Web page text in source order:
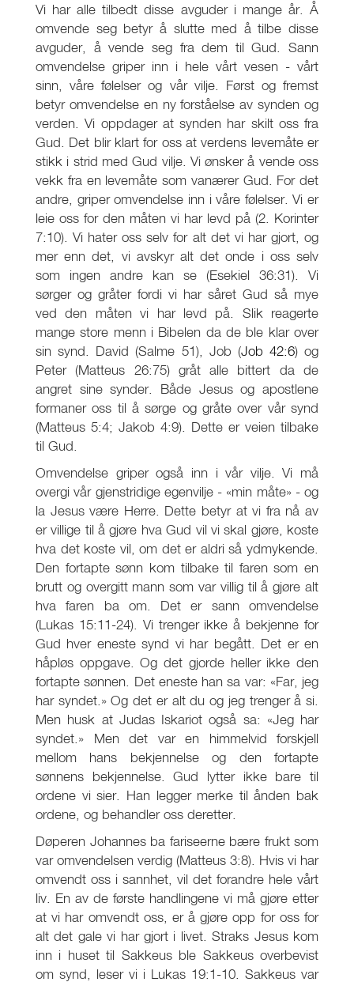
Vi har alle tilbedt disse avguder i mange år. Å
omvende seg betyr å slutte med å tilbe disse
avguder, å vende seg fra dem til Gud. Sann
omvendelse griper inn i hele vårt vesen - vårt
sinn, våre følelser og vår vilje. Først og fremst
betyr omvendelse en ny forståelse av synden og
verden. Vi oppdager at synden har skilt oss fra
Gud. Det blir klart for oss at verdens levemåte er
stikk i strid med Gud vilje. Vi ønsker å vende oss
vekk fra en levemåte som vanærer Gud. For det
andre, griper omvendelse inn i våre følelser. Vi er
leie oss for den måten vi har levd på (2. Korinter
7:10). Vi hater oss selv for alt det vi har gjort, og
mer enn det, vi avskyr alt det onde i oss selv
som ingen andre kan se (Esekiel 36:31). Vi
sørger og gråter fordi vi har såret Gud så mye
ved den måten vi har levd på. Slik reagerte
mange store menn i Bibelen da de ble klar over
sin synd. David (Salme 51), Job (Job 42:6) og
Peter (Matteus 26:75) gråt alle bittert da de
angret sine synder. Både Jesus og apostlene
formaner oss til å sørge og gråte over vår synd
(Matteus 5:4; Jakob 4:9). Dette er veien tilbake
til Gud.
Omvendelse griper også inn i vår vilje. Vi må
overgi vår gjenstridige egenvilje - «min måte» - og
la Jesus være Herre. Dette betyr at vi fra nå av
er villige til å gjøre hva Gud vil vi skal gjøre, koste
hva det koste vil, om det er aldri så ydmykende.
Den fortapte sønn kom tilbake til faren som en
brutt og overgitt mann som var villig til å gjøre alt
hva faren ba om. Det er sann omvendelse
(Lukas 15:11-24). Vi trenger ikke å bekjenne for
Gud hver eneste synd vi har begått. Det er en
håpløs oppgave. Og det gjorde heller ikke den
fortapte sønnen. Det eneste han sa var: «Far, jeg
har syndet.» Og det er alt du og jeg trenger å si.
Men husk at Judas Iskariot også sa: «Jeg har
syndet.» Men det var en himmelvid forskjell
mellom hans bekjennelse og den fortapte
sønnens bekjennelse. Gud lytter ikke bare til
ordene vi sier. Han legger merke til ånden bak
ordene, og behandler oss deretter.
Døperen Johannes ba fariseerne bære frukt som
var omvendelsen verdig (Matteus 3:8). Hvis vi har
omvendt oss i sannhet, vil det forandre hele vårt
liv. En av de første handlingene vi må gjøre etter
at vi har omvendt oss, er å gjøre opp for oss for
alt det gale vi har gjort i livet. Straks Jesus kom
inn i huset til Sakkeus ble Sakkeus overbevist
om synd, leser vi i Lukas 19:1-10. Sakkeus var